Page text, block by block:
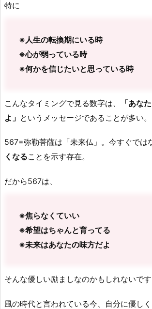
特に
※人生の転換期にいる時
※心が弱っている時
※何かを信じたいと思っている時
こんなタイミングで見る数字は、
「あな
よ」 というメッセージであることが多い。
567=弥勒菩薩は「未来仏」。今すぐでは
くなることを示す存在。
だから567は、
※焦らなくていい
※希望はちゃんと育ってる
※未来はあなたの味方だよ
そんな優しい励ましなのかもしれないです
風の時代と言われている今、自分に優し